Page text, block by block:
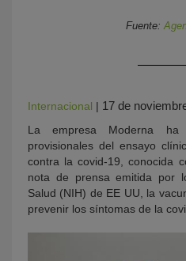
Fuente:
Internacional | 17 de
La empresa Moderna ha
provisionales del ensayo
contra la covid-19, conocida
nota de prensa emitida por
Salud (NIH) de EE UU, la
prevenir los síntomas de la